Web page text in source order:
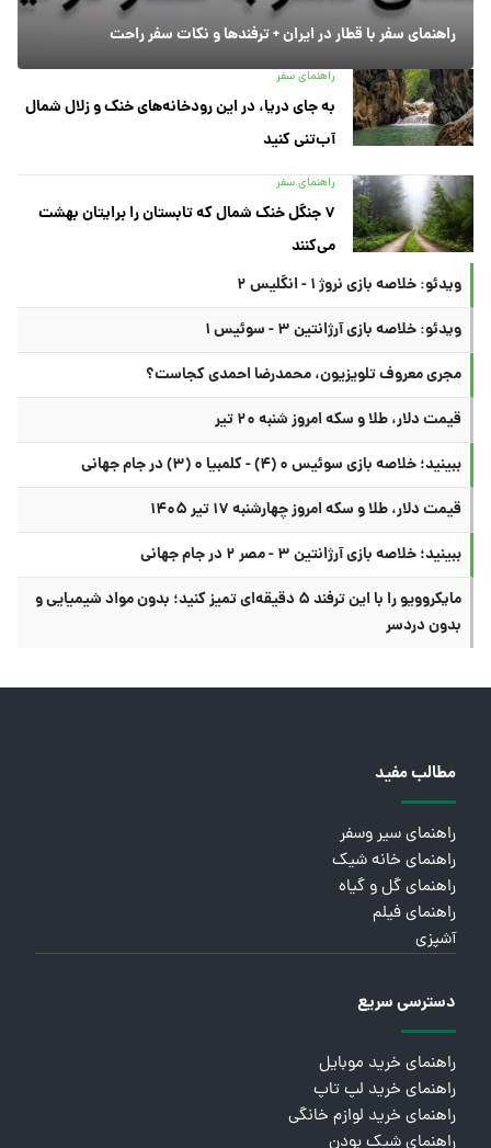
راهنمای سفر با قطار در ایران + ترفندها و نکات سفر راحت
راهنمای سفر
به جای دریا، در این رودخانه‌های خنک و زلال شمال
آب‌تنی کنید
راهنمای سفر
۷ جنگل خنک شمال که تابستان را برایتان بهشت
می‌کنند
ویدئو: خلاصه بازی نروژ ۱ - انگلیس ۲
ویدئو: خلاصه بازی آرژانتین ۳ - سوئیس ۱
مجری معروف تلویزیون، محمدرضا احمدی کجاست؟
قیمت دلار، طلا و سکه امروز شنبه ۲۰ تیر
ببینید؛ خلاصه بازی سوئیس ۰ (۴) - کلمبیا ۰ (۳) در جام جهانی
قیمت دلار، طلا و سکه امروز چهارشنبه ۱۷ تیر ۱۴۰۵
ببینید؛ خلاصه بازی آرژانتین ۳ - مصر ۲ در جام جهانی
مایکروویو را با این ترفند ۵ دقیقه‌ای تمیز کنید؛ بدون مواد شیمیایی و
بدون دردسر
مطالب مفید
راهنمای سیر وسفر
راهنمای خانه شیک
راهنمای گل و گیاه
راهنمای فیلم
آشپزی
دسترسی سریع
راهنمای خرید موبایل
راهنمای خرید لپ تاپ
راهنمای خرید لوازم خانگی
راهنمای شیک بودن